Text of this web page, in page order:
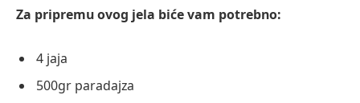
Za pripremu ovog jela biće vam potrebno:
4 jaja
500gr paradajza